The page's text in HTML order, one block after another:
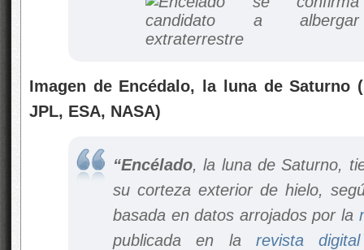
Imagen de Encédalo, la luna de Saturno
JPL, ESA, NASA)
“Encélado, la luna de Saturno,
su corteza exterior de hielo,
basada en datos arrojados por la
publicada en la revista